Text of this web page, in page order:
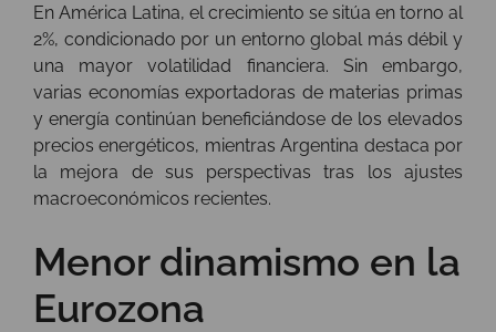
En América Latina, el crecimiento se sitúa en torno al
2%, condicionado por un entorno global más débil y
una mayor volatilidad financiera. Sin embargo,
varias economías exportadoras de materias primas
y energía continúan beneficiándose de los elevados
precios energéticos, mientras Argentina destaca por
la mejora de sus perspectivas tras los ajustes
macroeconómicos recientes.
Menor dinamismo en la
Eurozona